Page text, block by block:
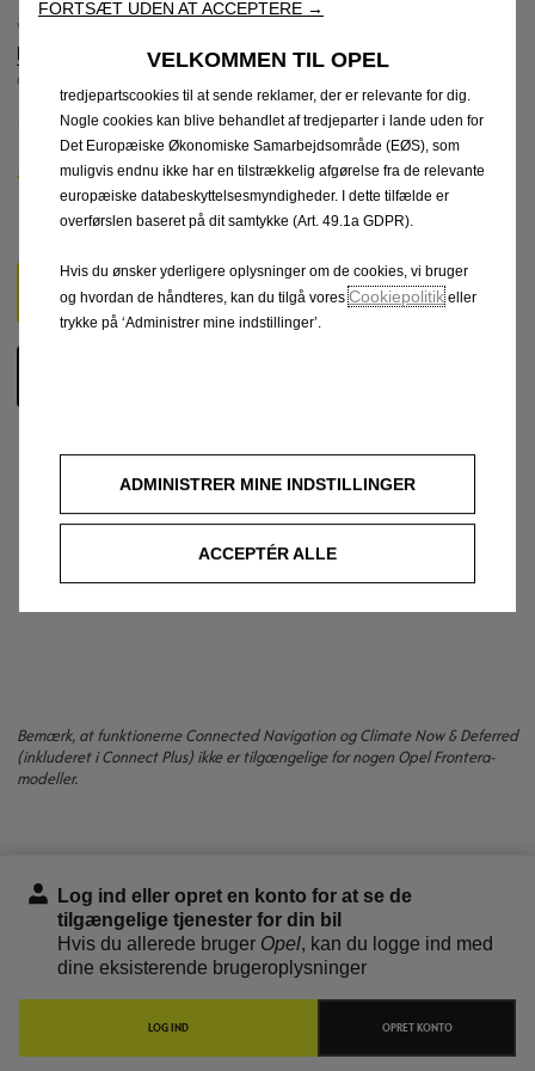
Ved at tilmelde dig denne pakke accepterer du vores
. Find ud af, hvordan vi indsamler, bruger og deler dine
data ved at læse vores
Log venligst ind eller opret en konto for at tilmelde dig
denne service.
Hvis du allerede bruger Opel apps (f.eks. MyOpel App),
kan du logge på med dit eksisterende login og password.
LOG IND
Bemærk, at funktionerne Connected Navigation og Climate Now & Deferred
(inkluderet i Connect Plus) ikke er tilgængelige for nogen Opel Frontera-
modeller.
Log ind eller opret en konto for at se de
tilgængelige tjenester for din bil
Hvis du allerede bruger Opel, kan du logge ind med
dine eksisterende brugeroplysninger
LOG IND OPRET KONTO
FORTSÆT UDEN AT ACCEPTERE →
VELKOMMEN TIL OPEL
brugervenligheden og præstationen via forskellige elementer
dermed vores tilbud til dig. Vores hjemmeside kan også benytte
tredjepartscookies til at sende reklamer, der er relevante for dig.
Nogle cookies kan blive behandlet af tredjeparter i lande uden for
Det Europæiske Økonomiske Samarbejdsområde (EØS), som
muligvis endnu ikke har en tilstrækkelig afgørelse fra de relevante
europæiske databeskyttelsesmyndigheder. I dette tilfælde er
overførslen baseret på dit samtykke (Art. 49.1a GDPR).
Hvis du ønsker yderligere oplysninger om de cookies, vi bruger
og hvordan de håndteres, kan du tilgå voresCookiepolitikeller
trykke på ‘Administrer mine indstillinger’.
ADMINISTRER MINE INDSTILLINGER
ACCEPTÉR ALLE